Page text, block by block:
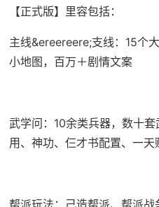
【正式版】里容包括：
主线&ereereere;支线：15个
小地图，百万＋剧情文案
武学问：10余类兵器，数十
用、神功、仨才书配置、一天